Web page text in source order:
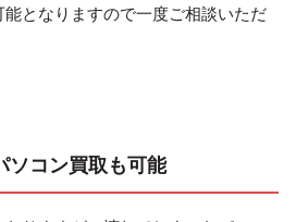
となりますので一度ご相談いただ
ソコン買取も可能